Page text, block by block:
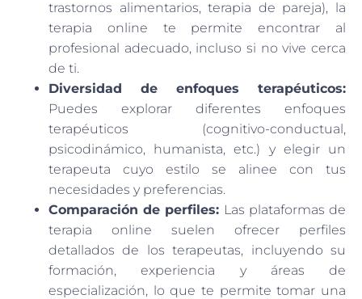
trastornos alimentarios, terapia de pareja), la
terapia online te permite encontrar al
profesional adecuado, incluso si no vive cerca
de ti.
Diversidad de enfoques terapéuticos:
Puedes explorar diferentes enfoques
terapéuticos (cognitivo-conductual,
psicodinámico, humanista, etc.) y elegir un
terapeuta cuyo estilo se alinee con tus
necesidades y preferencias.
Comparación de perfiles: Las plataformas de
terapia online suelen ofrecer perfiles
detallados de los terapeutas, incluyendo su
formación, experiencia y áreas de
especialización, lo que te permite tomar una